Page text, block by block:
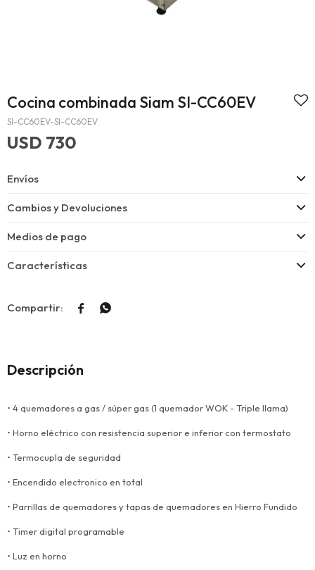
Cocina combinada Siam SI-CC60EV
SI-CC60EV-SI-CC60EV
USD 730
Envíos
Cambios y Devoluciones
Medios de pago
Características
 
Descripción
• 4 quemadores a gas / súper gas (1 quemador WOK - Triple llama)
• Horno eléctrico con resistencia superior e inferior con termostato
• Termocupla de seguridad
• Encendido electronico en total
• Parrillas de quemadores y tapas de quemadores en Hierro Fundido
• Timer digital programable
• Luz en horno